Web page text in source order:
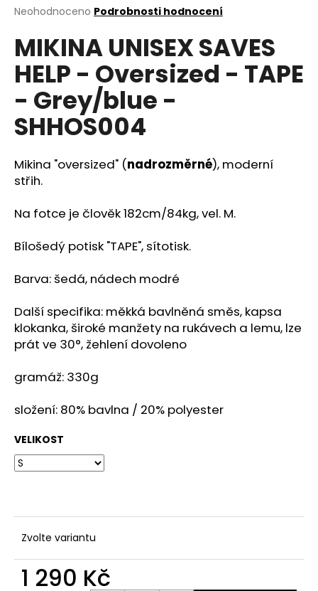
Průměrné
produktu
je
0,0
hvězdiček.
Neohodnoceno Podrobnosti hodnocení
MIKINA UNISEX SAVES
HELP - Oversized - TAPE
- Grey/blue -
SHHOS004
Mikina "oversized" (nadrozměrné), moderní
střih.
Na fotce je člověk 182cm/84kg, vel. M.
Bílošedý potisk "TAPE", sítotisk.
Barva: šedá, nádech modré
Další specifika: měkká bavlněná směs, kapsa
klokanka, široké manžety na rukávech a lemu, lze
prát ve 30°, žehlení dovoleno
gramáž: 330g
složení: 80% bavlna / 20% polyester
VELIKOST
Zvolte variantu
1 290 Kč
a
j
í
t
HLEDAT
o
o
r
u
č
u
j
m
KŠILTOVKA
(FLEXFIT)
SAVES
HELP
LOGO
BLK/BLUE
SHK023
590